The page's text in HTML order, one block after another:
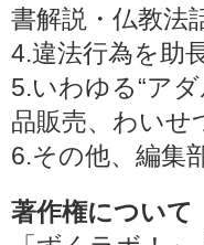
書解説・仏教法
4.違法行為を助
5.いわゆる“ア
品販売、わいせ
6.その他、編集
著作権について